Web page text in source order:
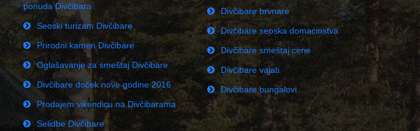
ponuda Divčibara
Seoski turizam Divčibare
Prirodni kamen Divčibare
Oglašavanje za smeštaj Divčibare
Divčibare doček nove godine 2016
Prodajem vikendicu na Divčibarama
Selidbe Divčibare
Divčibare brvnare
Divčibare seoska domaćinstva
Divčibare smeštaj cene
Divčibare vajati
Divčibare bungalovi